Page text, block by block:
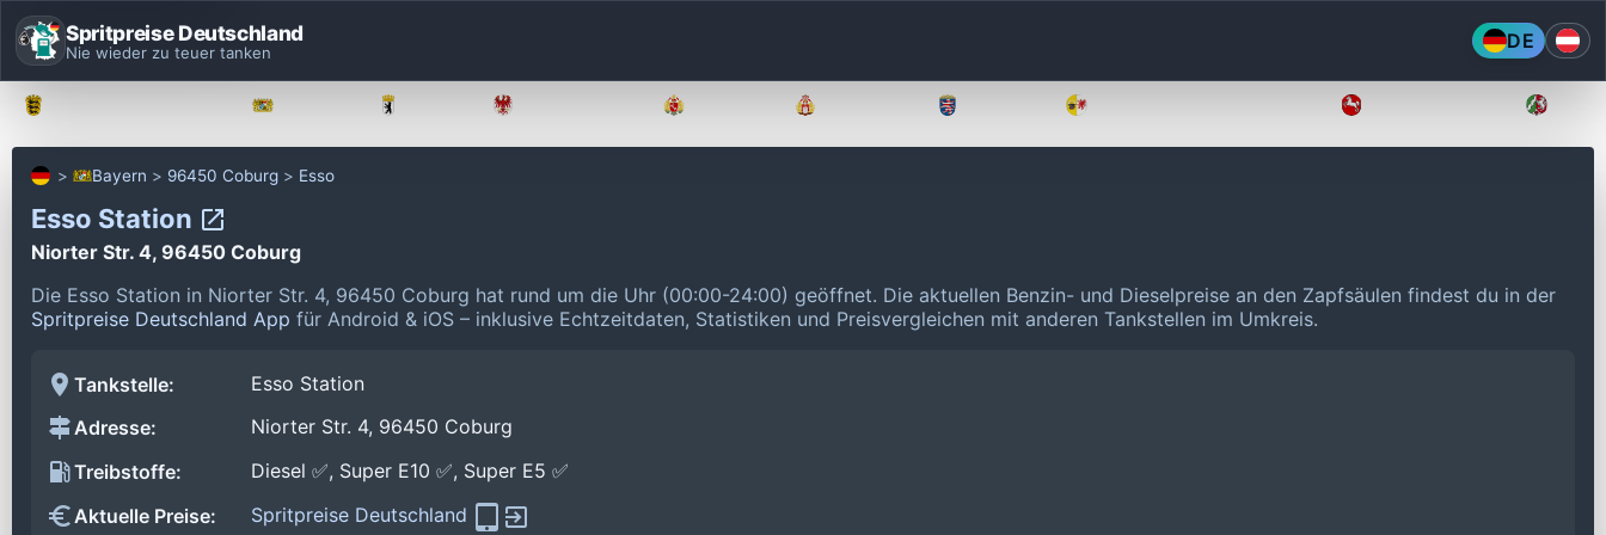
Spritpreise Deutschland
Nie wieder zu teuer tanken DE
Bayern 96450 Coburg Esso
Esso Station
Niorter Str. 4, 96450 Coburg
Die Esso Station in Niorter Str. 4, 96450 Coburg hat rund um die Uhr (00:00-24:00) geöffnet. Die aktuellen Benzin- und Dieselpreise an den Zapfsäulen findest du in der
Spritpreise Deutschland App für Android & iOS – inklusive Echtzeitdaten, Statistiken und Preisvergleichen mit anderen Tankstellen im Umkreis.
Tankstelle:
Esso Station
Adresse:
Niorter Str. 4, 96450 Coburg
Treibstoffe:
Diesel ✅, Super E10 ✅, Super E5 ✅
Aktuelle Preise:
Spritpreise Deutschland